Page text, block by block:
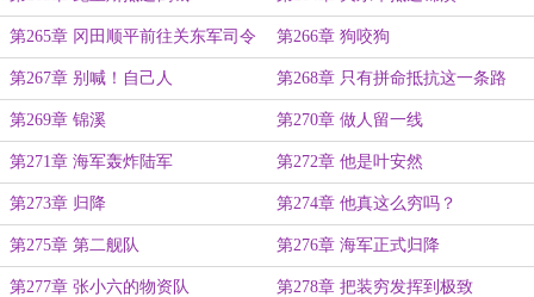
第265章 冈田顺平前往关东军司令
部
第266章 狗咬狗
第267章 别喊！自己人 第268章 只有拼命抵抗这一条路
第269章 锦溪 第270章 做人留一线
第271章 海军轰炸陆军 第272章 他是叶安然
第273章 归降 第274章 他真这么穷吗？
第275章 第二舰队 第276章 海军正式归降
第277章 张小六的物资队 第278章 把装穷发挥到极致